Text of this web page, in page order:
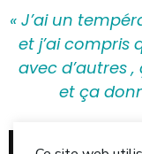
« J’ai un
et j’ai compris
avec d’autres
et ça